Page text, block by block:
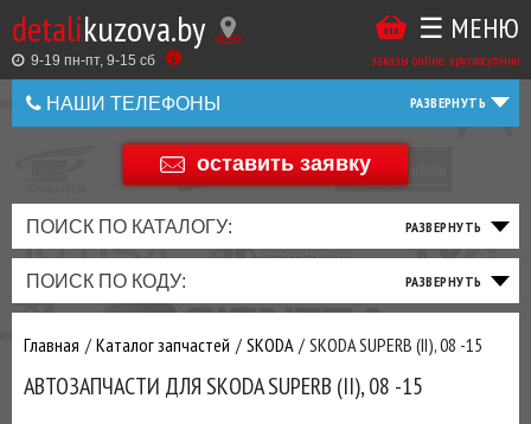
detalikuzova.by
9-19 пн-пт, 9-15 cб заказы online: круглосуточно
☰ МЕНЮ
НАШИ ТЕЛЕФОНЫ
+375 44 586 05 44
оставить заявку
ПОИСК ПО КАТАЛОГУ:
ПОИСК ПО КОДУ:
Главная Каталог запчастей SKODA SKODA SUPERB (II), 08 -15
АВТОЗАПЧАСТИ ДЛЯ SKODA SUPERB (II), 08 -15
Купить
в
1
Беларусь
+375
+375
ТАКЖЕ
ВЫ
МОЖЕТЕ
У
ЗАКАЗАТЬ
ТО
ФИЛЬТРА
ТОРМОЗНАЯ
СИСТЕМА
ПОДВЕСКА
РУЛЕВОЕ
ТРАНСМИССИЯ
ПРИВОД
ДВИГАТЕЛЬ
ВЫХЛОП
ЭЛЕКТРИКА
ОСВЕЩЕНИЕ
РАСХОДНИКИ,